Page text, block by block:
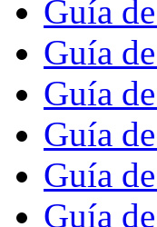
Guía
Guía
Guía
Guía
Guía
Guía